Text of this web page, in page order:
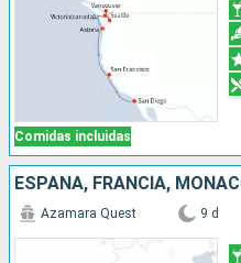
Comidas incluidas
ESPAÑA, FRANCIA,
Azamara Quest 9 d